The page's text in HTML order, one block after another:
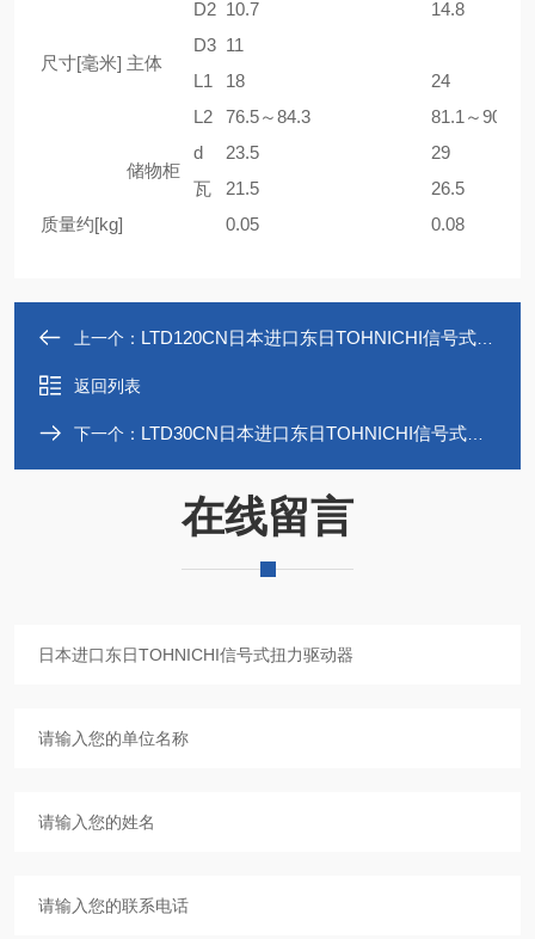
尺寸[毫米] 主体
D2 10.7 14.8
D3 11
L1
18
24
L2
76.5～84.3 81.1～90.1
储物柜
d 23.5 29
瓦
21.5 26.5
质量约[kg]
0.05 0.08
上一个： LTD120CN日本进口东日TOHNICHI信号式扭力驱动器
返回列表
下一个： LTD30CN日本进口东日TOHNICHI信号式扭力驱动器
在线留言